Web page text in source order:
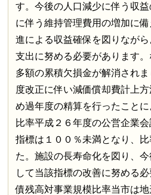
す。今後の人口減少に伴う収
に伴う維持管理費用の増加に
進による収益確保を図りなが
支出に努める必要があります
多額の累積欠損金が解消され
度改正に伴い減価償却費計上
め過年度の精算を行ったこと
比率平成２６年度の公営企業
指標は１００％未満となり、
た。施設の長寿命化を図り、
して当該指標の改善に努める
債残高対事業規模比率当市は